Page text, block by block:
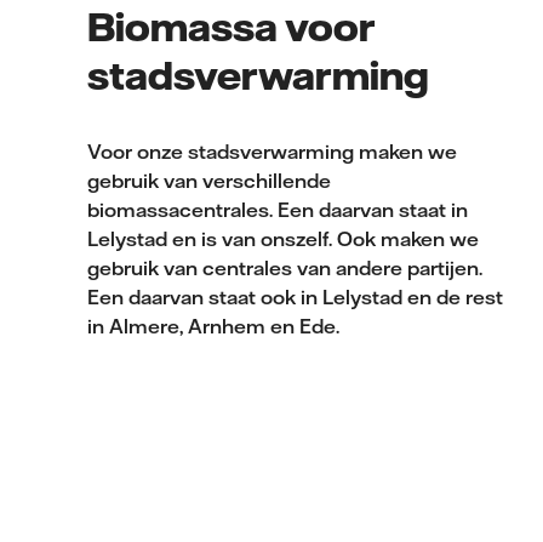
Biomassa voor
stadsverwarming
Voor onze stadsverwarming maken we
gebruik van verschillende
biomassacentrales. Een daarvan staat in
Lelystad en is van onszelf. Ook maken we
gebruik van centrales van andere partijen.
Een daarvan staat ook in Lelystad en de rest
in Almere, Arnhem en Ede.